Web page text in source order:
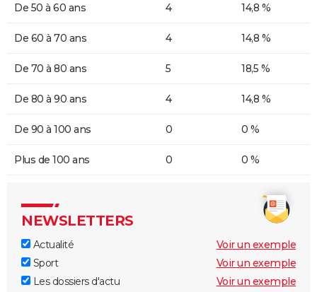
De 50 à 60 ans 4 14,8 %
De 60 à 70 ans 4 14,8 %
De 70 à 80 ans 5 18,5 %
De 80 à 90 ans 4 14,8 %
De 90 à 100 ans 0 0 %
Plus de 100 ans 0 0 %
NEWSLETTERS
Actualité
Voir un exemple
Sport
Voir un exemple
Les dossiers d'actu
Voir un exemple